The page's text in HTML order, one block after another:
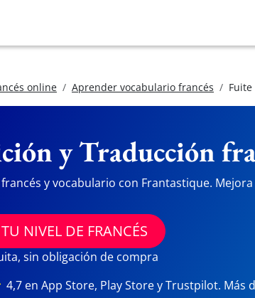
online Aprender vocabulario francés Fuite
y Traducción
y vocabulario con Frantastique.
NIVEL DE FRANCÉS
sin obligación de compra
4,7 en App Store, Play Store y Trustpilot.